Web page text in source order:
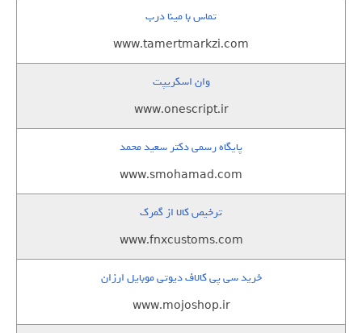
تماس با مینا درب
www.tamertmarkzi.com
وان اسکریپت
www.onescript.ir
پایگاه رسمی دکتر سعید محمد
www.smohamad.com
ترخیص کالا از گمرک
www.fnxcustoms.com
خرید سی پی کالاف دیوتی موبایل ارزان
www.mojoshop.ir